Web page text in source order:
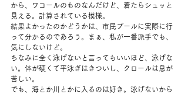
から、ワコールのものなんだけど、着たらシュッと
見える。計算されている模様。
結果よかったのかどうかは、市民プールに実際に行
って分かるのであろう。まぁ、私が一番派手でも、
気にしないけど。
ちなみに全く泳げないと言ってもいいほど、泳げな
い。体が硬くて平泳ぎはきついし、クロールは息が
苦しい。
でも、海とか川とかに入るのは好き。泳げないから